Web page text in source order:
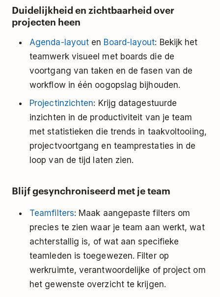
Duidelijkheid en zichtbaarheid over
projecten heen
Agenda-layout en Board-layout: Bekijk het
teamwerk visueel met boards die de
voortgang van taken en de fasen van de
workflow in één oogopslag bijhouden.
Projectinzichten: Krijg datagestuurde
inzichten in de productiviteit van je team
met statistieken die trends in taakvoltooiing,
projectvoortgang en teamprestaties in de
loop van de tijd laten zien.
Blijf gesynchroniseerd met je team
Teamfilters: Maak aangepaste filters om
precies te zien waar je team aan werkt, wat
achterstallig is, of wat aan specifieke
teamleden is toegewezen. Filter op
werkruimte, verantwoordelijke of project om
het gewenste overzicht te krijgen.